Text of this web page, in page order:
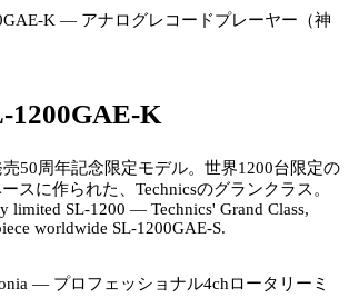
1200GAE-K
50周年記念限定モデル。世界1200台限定の
スに作られた、Technicsのグランクラス。
limited SL-1200 — Technics' Grand Class,
worldwide SL-1200GAE-S.